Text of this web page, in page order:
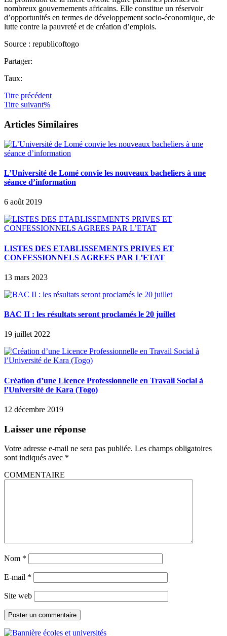
nombreux gouvernements africains. Elle constitue un réservoir
d’opportunités en termes de développement socio-économique, de
lutte contre la pauvreté et de création d’emplois.
Source : republicoftogo
Partager:
Taux:
Titre précédent
Titre suivant%
Articles Similaires
L’Université de Lomé convie les nouveaux bacheliers à une
séance d’information
6 août 2019
LISTES DES ETABLISSEMENTS PRIVES ET
CONFESSIONNELS AGREES PAR L’ETAT
13 mars 2023
BAC II : les résultats seront proclamés le 20 juillet
19 juillet 2022
Création d’une Licence Professionnelle en Travail Social à
l’Université de Kara (Togo)
12 décembre 2019
Laisser une réponse
Votre adresse e-mail ne sera pas publiée. Les champs obligatoires
sont indiqués avec *
COMMENTAIRE
Nom *
E-mail *
Site web